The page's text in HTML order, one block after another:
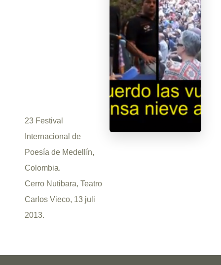
23 Festival
Internacional de
Poesía de Medellín,
Colombia.
Cerro Nutibara, Teatro
Carlos Vieco, 13 juli
2013.